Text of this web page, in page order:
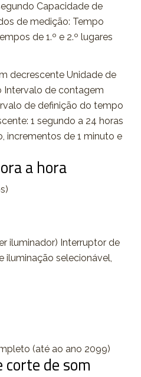
Capacidade de
de medição: Tempo
de 1.º e 2.º lugares
decrescente Unidade de
Intervalo de contagem
de definição do tempo
1 segundo a 24 horas
incrementos de 1 minuto e
a hora
iluminador) Interruptor de
iluminação selecionável,
(até ao ano 2099)
corte de som